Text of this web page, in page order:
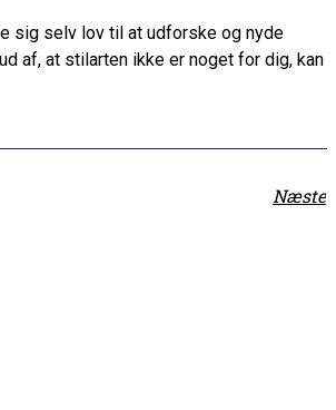
sig selv lov til at udforske og nyde
af, at stilarten ikke er noget for dig, kan
Næste